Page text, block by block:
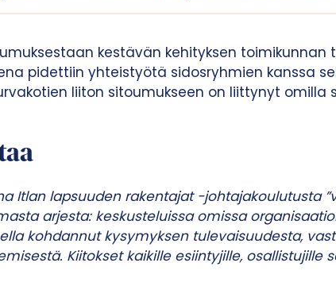
kestävän kehityksen toimikunnan
pidettiin yhteistyötä sidosryhmien kanssa
liiton sitoumukseen on liittynyt omilla
Itlan lapsuuden rakentajat -johtajakoulutusta
arjesta: keskusteluissa omissa
kohdannut kysymyksen tulevaisuudesta,
Kiitokset kaikille esiintyjille, osallistujille